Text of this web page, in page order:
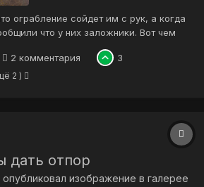
ограбление сойдет им с рук, а когда
что у них заложники. Вот чем
трех департаментов быстро и
безопасный периметр и удачно
2 комментария 3
2 )
дать отпор
опубликовал изображение в галерее